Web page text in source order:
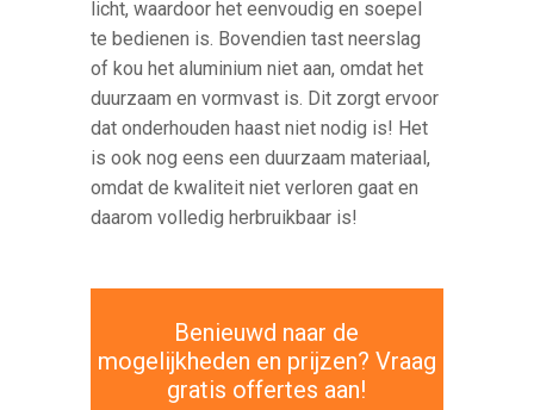
licht, waardoor het eenvoudig en soepel
te bedienen is. Bovendien tast neerslag
of kou het aluminium niet aan, omdat het
duurzaam en vormvast is. Dit zorgt ervoor
dat onderhouden haast niet nodig is! Het
is ook nog eens een duurzaam materiaal,
omdat de kwaliteit niet verloren gaat en
daarom volledig herbruikbaar is!
Benieuwd naar de
mogelijkheden en prijzen? Vraag
gratis offertes aan!